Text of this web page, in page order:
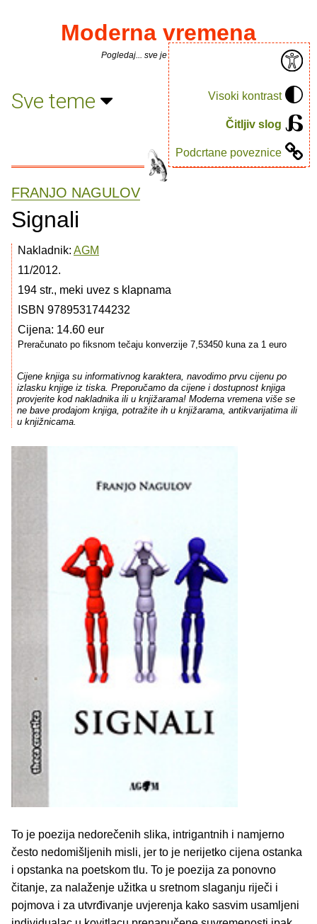
Visoki kontrast
Čitljiv slog
Podcrtane poveznice
Moderna vremena
Pogledaj... sve je puno knjiga.
Sve teme
FRANJO NAGULOV
Signali
Nakladnik: AGM
11/2012.
194 str., meki uvez s klapnama
ISBN 9789531744232
Cijena: 14.60 eur
Preračunato po fiksnom tečaju konverzije 7,53450 kuna za 1 euro
Cijene knjiga su informativnog karaktera, navodimo prvu cijenu po
izlasku knjige iz tiska. Preporučamo da cijene i dostupnost knjiga
provjerite kod nakladnika ili u knjižarama! Moderna vremena više se
ne bave prodajom knjiga, potražite ih u knjižarama, antikvarijatima ili
u knjižnicama.
To je poezija nedorečenih slika, intrigantnih i namjerno
često nedomišljenih misli, jer to je nerijetko cijena ostanka
i opstanka na poetskom tlu. To je poezija za ponovno
čitanje, za nalaženje užitka u sretnom slaganju riječi i
pojmova i za utvrđivanje uvjerenja kako sasvim usamljeni